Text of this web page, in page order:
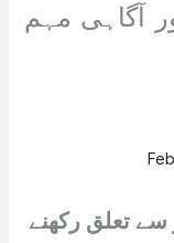
آگاہی مہم
سے تعلق رکھنے